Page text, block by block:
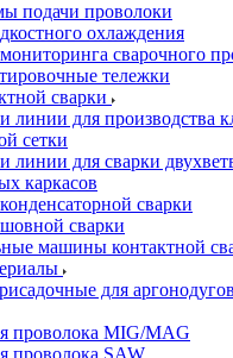
подачи проволоки
охлаждения
сварочного
тележки
сварки
для производства
сетки
для сварки
каркасов
сварки
сварки
машины контактной
для
проволока MIG/MAG
проволока SAW